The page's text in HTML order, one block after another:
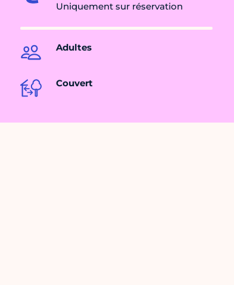
Uniquement sur réservation
Adultes
Couvert